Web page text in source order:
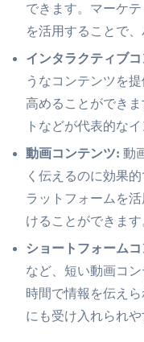
できます。マーケ
を活用することで
インタラクティブ
うなコンテンツを
高めることができ
トなどが代表的な
動画コンテンツ: 動
く伝えるのに効果
ラットフォームを
けることができます
ショートフォーム
など、短い動画コ
時間で情報を伝え
にも受け入れられや